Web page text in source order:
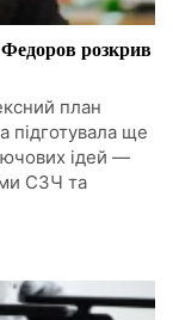
розкрив
план
підготувала ще
ідей —
СЗЧ та